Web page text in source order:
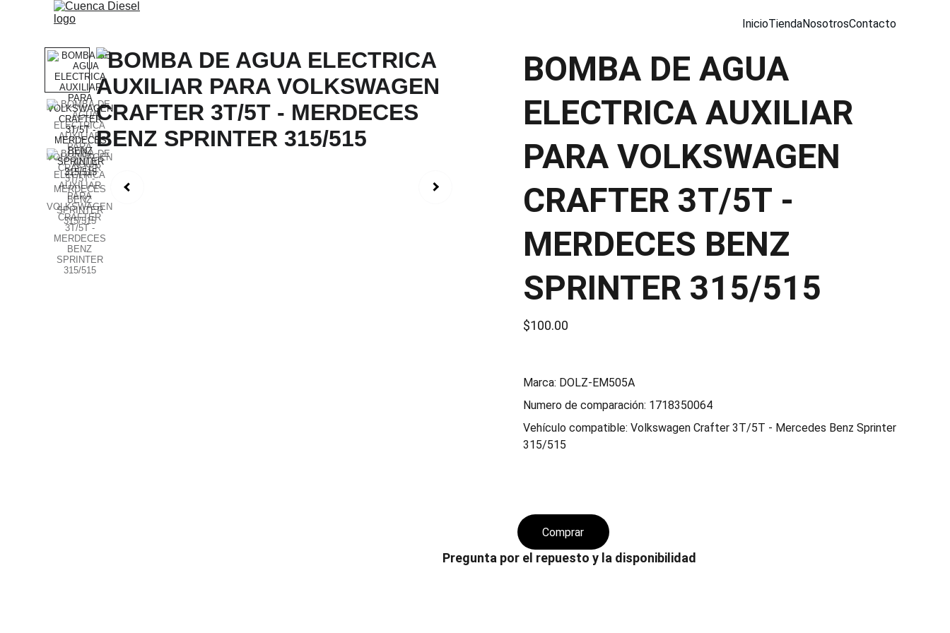
InicioTiendaNosotrosContacto
BOMBA DE AGUA
ELECTRICA AUXILIAR
PARA VOLKSWAGEN
CRAFTER 3T/5T -
MERDECES BENZ
SPRINTER 315/515
$100.00
Marca: DOLZ-EM505A
Numero de comparación: 1718350064
Vehículo compatible: Volkswagen Crafter 3T/5T - Mercedes Benz Sprinter
315/515
Comprar
Pregunta por el repuesto y la disponibilidad